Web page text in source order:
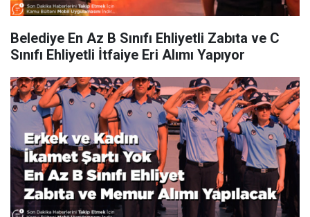
Belediye En Az B Sınıfı Ehliyetli Zabıta ve C
Sınıfı Ehliyetli İtfaiye Eri Alımı Yapıyor